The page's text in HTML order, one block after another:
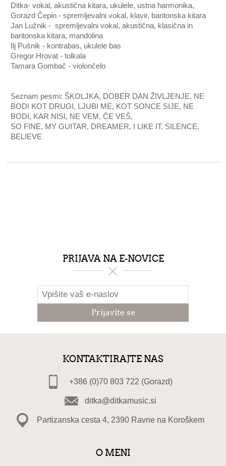
Ditka- vokal, akustična kitara, ukulele, ustna harmonika,
Gorazd Čepin - spremljevalni vokal, klavir, baritonska kitara
Jan Lužnik - spremljevalni vokal, akustična, klasična in
baritonska kitara, mandolina
Ilj Pušnik - kontrabas, ukulele bas
Gregor Hrovat - tolkala
Tamara Gombač - violončelo
Seznam pesmi: ŠKOLJKA, DOBER DAN ŽIVLJENJE, NE
BODI KOT DRUGI, LJUBI ME, KOT SONCE SIJE, NE
BODI, KAR NISI, NE VEM, ČE VEŠ,
SO FINE, MY GUITAR, DREAMER, I LIKE IT, SILENCE,
BELIEVE
PRIJAVA NA E-NOVICE
KONTAKTIRAJTE NAS
+386 (0)70 803 722 (Gorazd)
ditka@ditkamusic.si
Partizanska cesta 4, 2390 Ravne na Koroškem
O MENI